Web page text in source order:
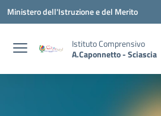
Vai ai contenuti
Vai al menu di navigazione
Vai al footer
Ministero dell'Istruzione e del Merito
Istituto Comprensivo
A.Caponnetto - Sciascia